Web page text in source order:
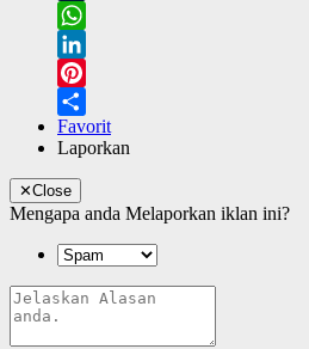
Tumblr
WhatsApp
LinkedIn
Pinterest
Share
Favorit
Laporkan
✕Close
Mengapa anda Melaporkan iklan ini?